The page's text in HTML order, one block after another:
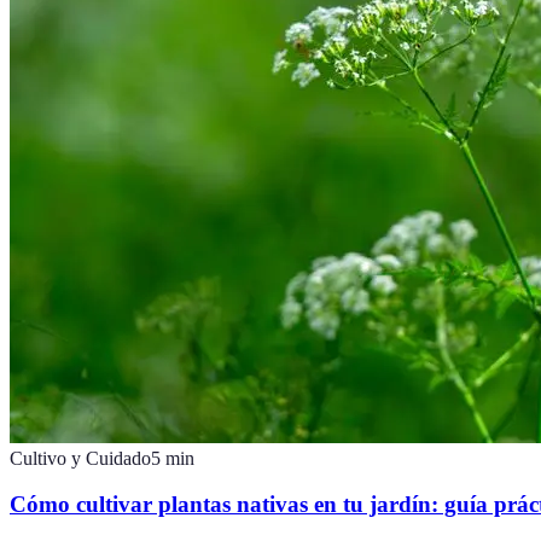
Cultivo y Cuidado5 min
Cómo cultivar plantas nativas en tu jardín: guía